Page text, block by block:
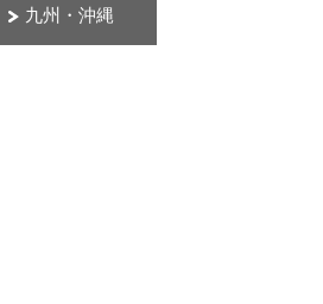
九州・沖縄